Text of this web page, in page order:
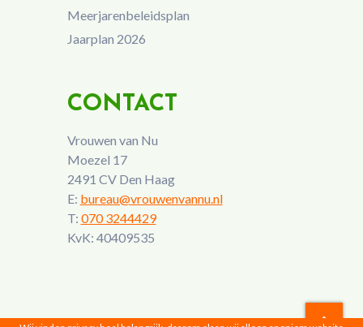
Meerjarenbeleidsplan
Jaarplan 2026
CONTACT
Vrouwen van Nu
Moezel 17
2491 CV Den Haag
E: bureau@vrouwenvannu.nl
T: 070 3244429
KvK: 40409535